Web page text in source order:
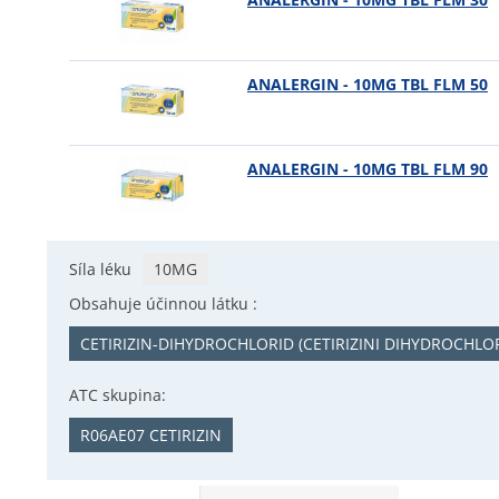
ANALERGIN - 10MG TBL FLM 50
ANALERGIN - 10MG TBL FLM 90
Síla léku
10MG
Obsahuje účinnou látku :
CETIRIZIN-DIHYDROCHLORID (CETIRIZINI
ATC skupina:
R06AE07 CETIRIZIN